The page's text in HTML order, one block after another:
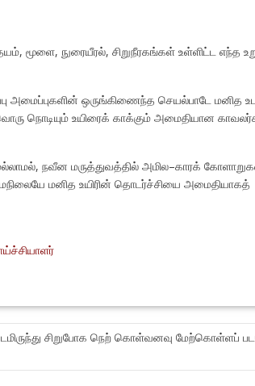
நுரையீரல், சிறுநீரகங்கள் உள்ளிட்ட எந்த
அமைப்புகளின் ஒருங்கிணைந்த செயல்பாடே மனித
நொடியும் உயிரைக் காக்கும் அமைதியான
நவீன மருத்துவத்தில் அமில–காரக்
மனித உயிரின் தொடர்ச்சியை அமைதியாகத்
டமிருந்து சிறுபோக நெற் கொள்வனவு மேற்கொள்ளப்